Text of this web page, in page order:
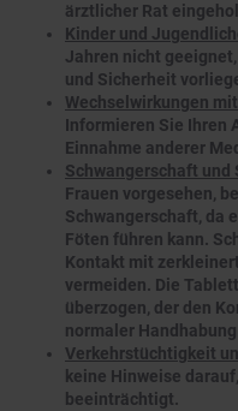
ärztlicher Rat
Kinder und
Jahren nicht
und Sicherheit
Wechselwirkungen
Informieren Sie Ihren
Einnahme anderer
Schwangerschaft und
Frauen vorgesehen,
Schwangerschaft, da
Föten führen kann.
Kontakt mit
vermeiden. Die
überzogen, der den
normaler
Verkehrstüchtigkeit
keine Hinweise
beeinträchtigt.